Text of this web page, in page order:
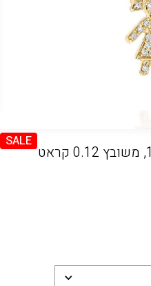
SALE
תליון יהלומים בת, זהב 14k, משובץ 0.12 קראט